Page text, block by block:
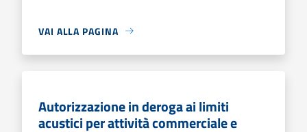
VAI ALLA PAGINA
Autorizzazione in deroga ai limiti
acustici per attività commerciale e